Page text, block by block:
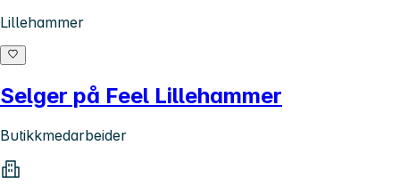
Lillehammer
Selger på Feel Lillehammer
Butikkmedarbeider